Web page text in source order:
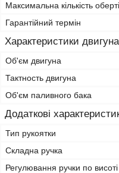
Максимальна кількість
Гарантійний термін
Характеристики
Об'єм двигуна
Тактность двигуна
Об'єм паливного бака
Додаткові
Тип рукоятки
Складна ручка
Регулювання ручки по висоті